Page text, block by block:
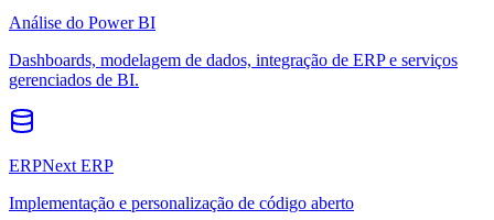
Análise do Power BI
Dashboards, modelagem de dados, integração de ERP e serviços
gerenciados de BI.
ERPNext ERP
Implementação e personalização de código aberto